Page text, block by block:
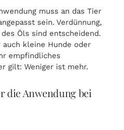
muss an das Tier
sein. Verdünnung,
Öls sind entscheidend.
auch kleine Hunde oder
empfindliches
gilt: Weniger ist mehr.
Anwendung bei